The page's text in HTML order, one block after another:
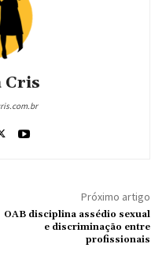
Cris
Próximo artigo
OAB disciplina assédio sexual
e discriminação entre
profissionais